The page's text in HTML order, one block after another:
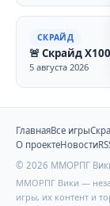
СКРАЙД
🚨​ Скрайд
5 августа 2026
ГлавнаяВсе игры
О проектеНовости
© 2026 ММОРПГ
ММОРПГ Вики —
игры, их контент и